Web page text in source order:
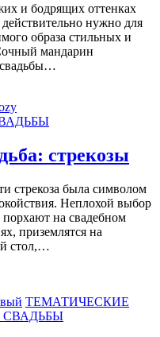
и бодрящих оттенках
нужно для
образа стильных и
мандарин
свадьбы…
стрекозы
стрекоза была символом
Неплохой выбор
порхают на свадебном
приземлятся на
стол,…
ТЕМАТИЧЕСКИЕ
СВАДЬБЫ